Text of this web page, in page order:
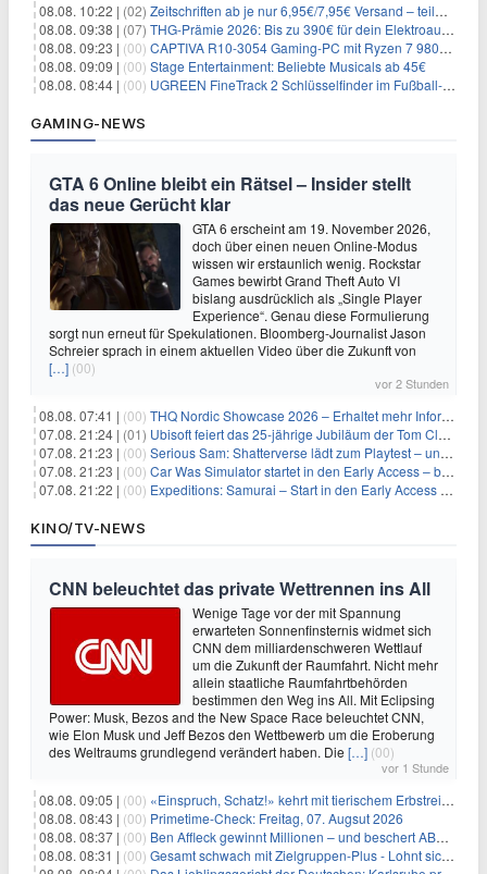
08.08. 10:22 | (02) Zeitschriften ab je nur 6,95€/7,95€ Versand – teilweise selbstkündigend!
08.08. 09:38 | (07) THG-Prämie 2026: Bis zu 390€ für dein Elektroauto mit geld-fuer-eAuto.de
08.08. 09:23 | (00) CAPTIVA R10-3054 Gaming-PC mit Ryzen 7 9800X3D und RTX 5080 für 2.599€
08.08. 09:09 | (00) Stage Entertainment: Beliebte Musicals ab 45€
08.08. 08:44 | (00) UGREEN FineTrack 2 Schlüsselfinder im Fußball-Design für 10,98€
GAMING-NEWS
GTA 6 Online bleibt ein Rätsel – Insider stellt
das neue Gerücht klar
GTA 6 erscheint am 19. November 2026,
doch über einen neuen Online-Modus
wissen wir erstaunlich wenig. Rockstar
Games bewirbt Grand Theft Auto VI
bislang ausdrücklich als „Single Player
Experience“. Genau diese Formulierung
sorgt nun erneut für Spekulationen. Bloomberg-Journalist Jason
Schreier sprach in einem aktuellen Video über die Zukunft von
[…] (00)
vor 2 Stunden
08.08. 07:41 | (00) THQ Nordic Showcase 2026 – Erhaltet mehr Informationen
07.08. 21:24 | (01) Ubisoft feiert das 25-jährige Jubiläum der Tom Clancy’s Ghost Recon-Reihe
07.08. 21:23 | (00) Serious Sam: Shatterverse lädt zum Playtest – und erscheint schon bald!
07.08. 21:23 | (00) Car Was Simulator startet in den Early Access – bald gehts los!
07.08. 21:22 | (00) Expeditions: Samurai – Start in den Early Access ab heute im feudalen Japan
KINO/TV-NEWS
CNN beleuchtet das private Wettrennen ins All
Wenige Tage vor der mit Spannung
erwarteten Sonnenfinsternis widmet sich
CNN dem milliardenschweren Wettlauf
um die Zukunft der Raumfahrt. Nicht mehr
allein staatliche Raumfahrtbehörden
bestimmen den Weg ins All. Mit Eclipsing
Power: Musk, Bezos and the New Space Race beleuchtet CNN,
wie Elon Musk und Jeff Bezos den Wettbewerb um die Eroberung
des Weltraums grundlegend verändert haben. Die […] (00)
vor 1 Stunde
08.08. 09:05 | (00) «Einspruch, Schatz!» kehrt mit tierischem Erbstreit zurück
08.08. 08:43 | (00) Primetime-Check: Freitag, 07. Augsut 2026
08.08. 08:37 | (00) Ben Affleck gewinnt Millionen – und beschert ABC Top-Quoten
08.08. 08:31 | (00) Gesamt schwach mit Zielgruppen-Plus - Lohnt sich First Dates Hotel doch?